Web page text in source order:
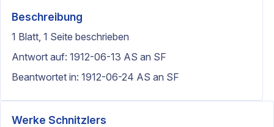
Beschreibung
1 Blatt, 1 Seite beschrieben
Antwort auf: 1912-06-13 AS an SF
Beantwortet in: 1912-06-24 AS an SF
Werke Schnitzlers